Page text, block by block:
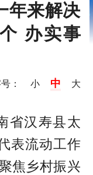
来解决
办实事
： 小 中 大
省汉寿县太
表流动工作
焦乡村振兴